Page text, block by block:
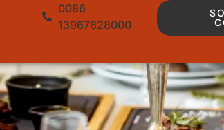
0086
13967828000